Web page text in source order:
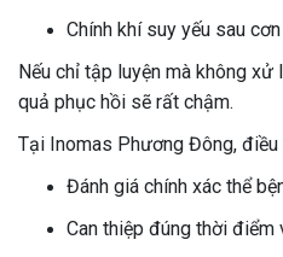
Chính khí suy yếu sau
Nếu chỉ tập luyện mà không xử
quả phục hồi sẽ rất chậm.
Tại Inomas Phương Đông,
Đánh giá chính xác thể
Can thiệp đúng thời điểm